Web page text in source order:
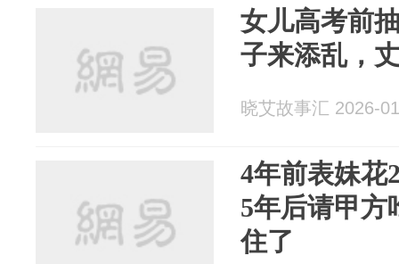
女儿高考前
子来添乱，
晓艾故事汇 2026-
4年前表妹花
5年后请甲方
住了